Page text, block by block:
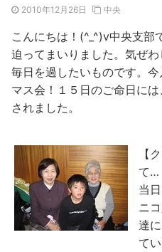
2010年12月26日 中央
こんにちは！(^_^)v中央支部
迫ってまいりました。気ぜ
毎日を過したいものです。
マス会！１５日のご命日に
されました。
【
て…
当
ニ
達
て